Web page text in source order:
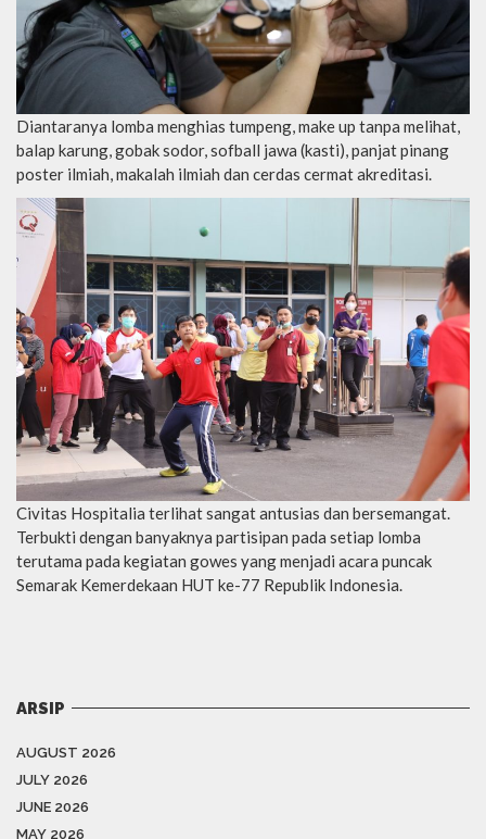
Diantaranya lomba menghias tumpeng, make up tanpa melihat,
balap karung, gobak sodor, sofball jawa (kasti), panjat pinang
poster ilmiah, makalah ilmiah dan cerdas cermat akreditasi.
Civitas Hospitalia terlihat sangat antusias dan bersemangat.
Terbukti dengan banyaknya partisipan pada setiap lomba
terutama pada kegiatan gowes yang menjadi acara puncak
Semarak Kemerdekaan HUT ke-77 Republik Indonesia.
ARSIP
AUGUST 2026
JULY 2026
JUNE 2026
MAY 2026